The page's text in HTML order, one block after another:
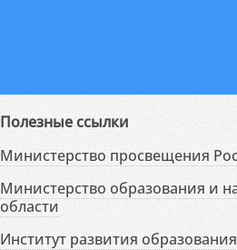
Полезные ссылки
Министерство просвещения
Министерство образования и
области
Институт развития